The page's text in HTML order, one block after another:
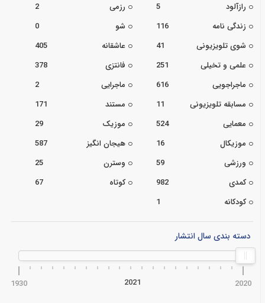
رازآلود
5 رزمی
2
زندگی نامه
116 شو
0
شوی تلویزیونی
41 عاشقانه
405
علمی و تخیلی
251 فانتزی
378
ماجراجویی
616 ماجرایی
2
مسابقه تلویزیونی
11 مستند
171
معمایی
524 موزیک
29
موزیکال
16 هیجان انگیز
587
ورزشی
59 وسترن
25
کمدی
982 کوتاه
67
کودکانه
1
دسته بندی سال انتشار
1930 2020
2021